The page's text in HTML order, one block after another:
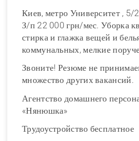
Киев, метро Университет , 5/
З/п 22 000 грн/мес. Уборка
стирка и глажка вещей и
коммунальных, мелкие
Звоните! Резюме не
множество других вакансий.
Агентство домашнего
«Нянюшка»
Трудоустройство бесплатное